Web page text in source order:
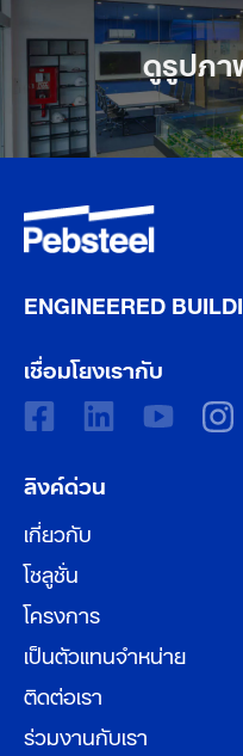
ดูรูปภา
ENGINEERED
เชื่อมโยงเรากับ
ลิงค์ด่วน
เกี่ยวกับ
โซลูชั่น
โครงการ
เป็นตัวแทนจำหน่าย
ติดต่อเรา
ร่วมงานกับเรา